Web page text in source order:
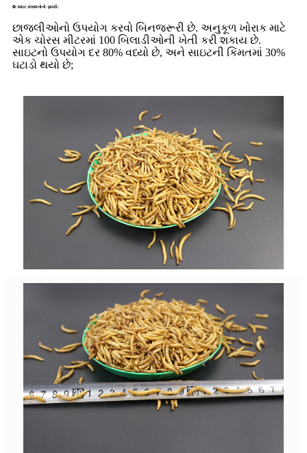
✪ સાઇટ સંસાધનોનો ફાયદો:
છાજલીઓનો ઉપયોગ કરવો બિનજરૂરી છે. અનુકૂળ ખોરાક માટે
એક ચોરસ મીટરમાં 100 બિલાડીઓની ખેતી કરી શકાય છે.
સાઇટનો ઉપયોગ દર 80% વધ્યો છે, અને સાઇટની કિંમતમાં 30%
ઘટાડો થયો છે;